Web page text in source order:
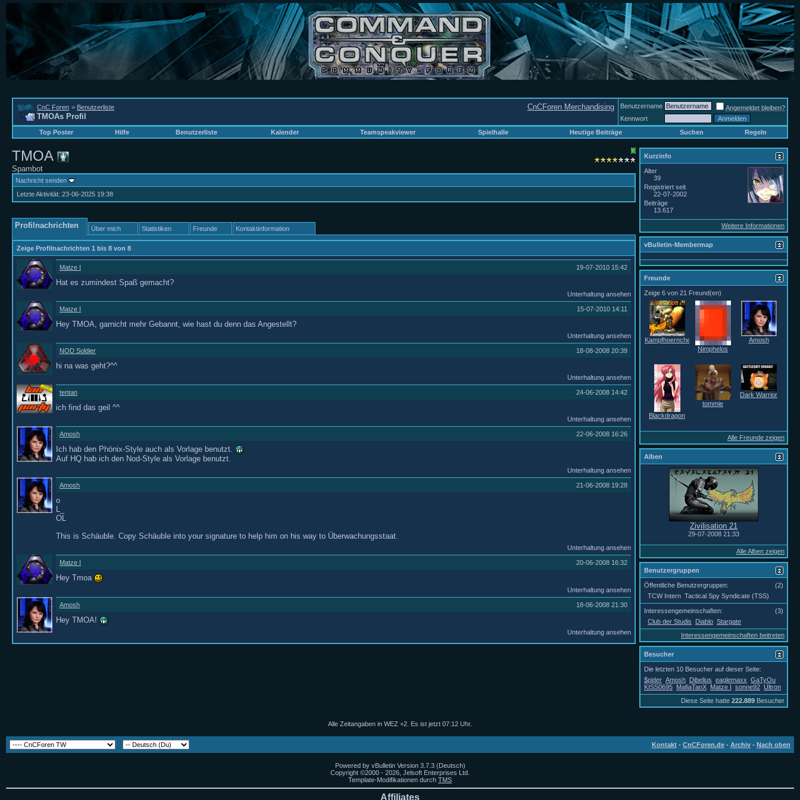
CnCForen Merchandising
CnC Foren > Benutzerliste
TMOAs Profil
Benutzername
Angemeldet bleiben?
Kennwort
Top Poster
Hilfe Benutzerliste Kalender Teamspeakviewer Spielhalle Heutige Beiträge Suchen Regeln
TMOA
Spambot
Nachricht senden
Letzte Aktivität: 23-06-2025 19:38
Profilnachrichten Über mich Statistiken Freunde Kontaktinformation
Zeige Profilnachrichten 1 bis 8 von 8
19-07-2010 15:42
Matze I
Hat es zumindest Spaß gemacht?
Unterhaltung ansehen
15-07-2010 14:11
Matze I
Hey TMOA, garnicht mehr Gebannt, wie hast du denn das Angestellt?
Unterhaltung ansehen
18-08-2008 20:39
NOD Soldier
hi na was geht?^^
Unterhaltung ansehen
24-06-2008 14:42
tentan
ich find das geil ^^
Unterhaltung ansehen
22-06-2008 16:26
Amosh
Ich hab den Phönix-Style auch als Vorlage benutzt.
Auf HQ hab ich den Nod-Style als Vorlage benutzt.
Unterhaltung ansehen
21-06-2008 19:28
Amosh
o
OL
This is Schäuble. Copy Schäuble into your signature to help him on his way to Überwachungsstaat.
Unterhaltung ansehen
20-06-2008 16:32
Matze I
Hey Tmoa
Unterhaltung ansehen
18-06-2008 21:30
Amosh
Hey TMOA!
Unterhaltung ansehen
Kurzinfo
Alter
39
Registriert seit
22-07-2002
Beiträge
13.617
Weitere Informationen
vBulletin-Membermap
Freunde
Zeige 6 von 21 Freund(en)
Kampfhoernchen
Nimphelos
Amosh
Blackdragon
tommie
Dark Warrior
Alle Freunde zeigen
Alben
Zivilisation 21
29-07-2008 21:33
Alle Alben zeigen
Benutzergruppen
(2)
Öffentliche Benutzergruppen:
TCW Intern Tactical Spy Syndicate (TSS)
(3)
Interessengemeinschaften:
Club der Studis
Diablo Stargate
Interessengemeinschaften beitreten
Besucher
Die letzten 10 Besucher auf dieser Seite:
$pider Amosh Dibelius eaglemaxx GaTyOu
KISS0695 MafiaTanX Matze I sonne92 Ultron
Diese Seite hatte 222.889 Besucher
Alle Zeitangaben in WEZ +2. Es ist jetzt 07:12 Uhr.
Kontakt - CnCForen.de - Archiv - Nach oben
Powered by vBulletin Version 3.7.3 (Deutsch)
Copyright ©2000 - 2026, Jelsoft Enterprises Ltd.
Template-Modifikationen durch TMS
Affiliates